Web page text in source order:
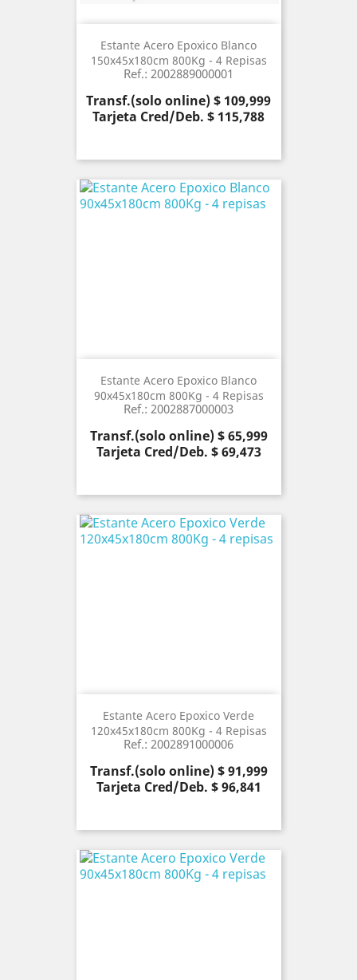
Estante Acero Epoxico Blanco
150x45x180cm 800Kg - 4 Repisas
Ref.: 2002889000001
Precio
Transf.(solo online) $ 109,999
Tarjeta Cred/Deb. $ 115,788
Estante Acero Epoxico Blanco
90x45x180cm 800Kg - 4 Repisas
Ref.: 2002887000003
Precio
Transf.(solo online) $ 65,999
Tarjeta Cred/Deb. $ 69,473
Estante Acero Epoxico Verde
120x45x180cm 800Kg - 4 Repisas
Ref.: 2002891000006
Precio
Transf.(solo online) $ 91,999
Tarjeta Cred/Deb. $ 96,841